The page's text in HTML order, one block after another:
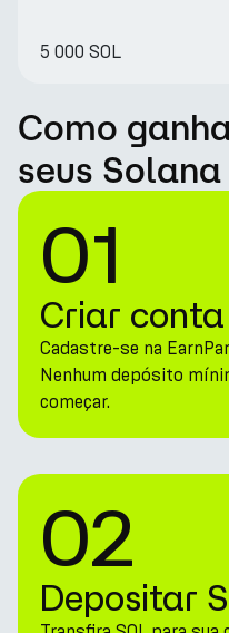
5 000 SOL
Como
seus
01
Criar
Cadastre-se na
Nenhum depósito
começar.
02
Depositar